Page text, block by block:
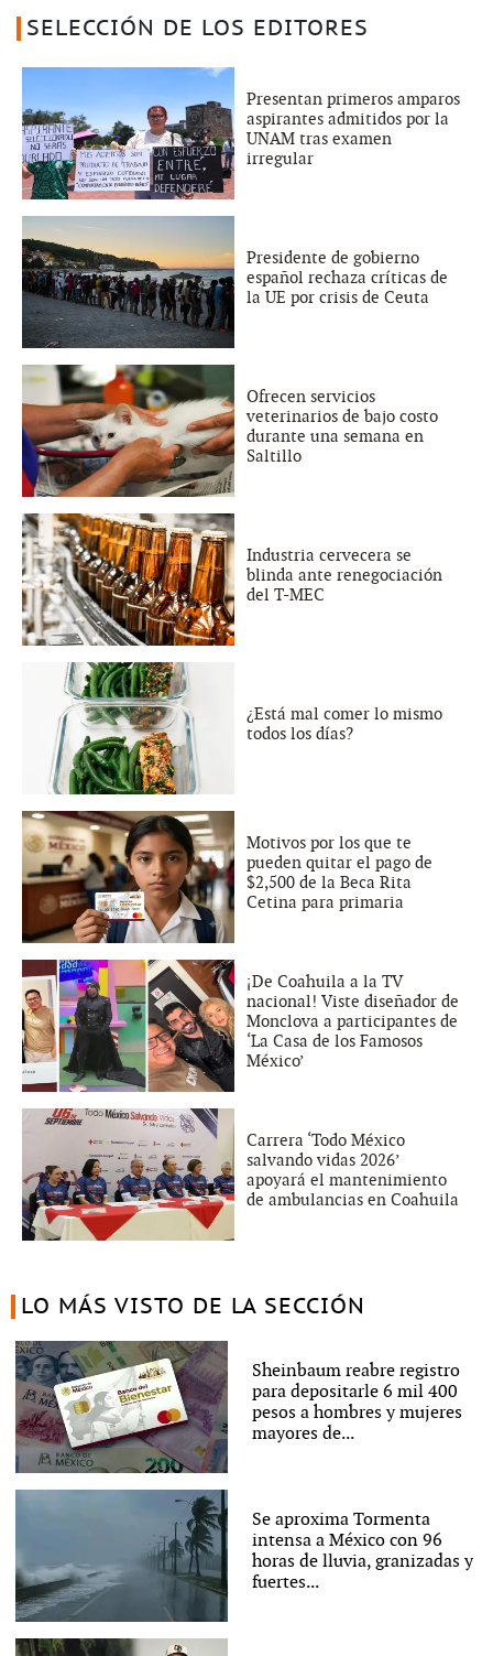
SELECCIÓN DE LOS EDITORES
Presentan primeros amparos
aspirantes admitidos por la
UNAM tras examen
irregular
Presidente de gobierno
español rechaza críticas de
la UE por crisis de Ceuta
Ofrecen servicios
veterinarios de bajo costo
durante una semana en
Saltillo
Industria cervecera se
blinda ante renegociación
del T-MEC
¿Está mal comer lo mismo
todos los días?
Motivos por los que te
pueden quitar el pago de
$2,500 de la Beca Rita
Cetina para primaria
¡De Coahuila a la TV
nacional! Viste diseñador de
Monclova a participantes de
‘La Casa de los Famosos
México’
Carrera ‘Todo México
salvando vidas 2026’
apoyará el mantenimiento
de ambulancias en Coahuila
LO MÁS VISTO DE LA SECCIÓN
Sheinbaum reabre registro
para depositarle 6 mil 400
pesos a hombres y mujeres
mayores de...
Se aproxima Tormenta
intensa a México con 96
horas de lluvia, granizadas y
fuertes...